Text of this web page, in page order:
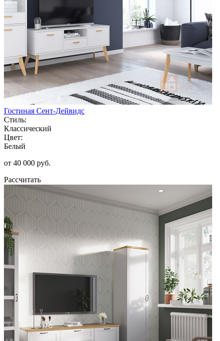
Гостиная Сент-Дейвидс
Стиль:
Классический
Цвет:
Белый
от 40 000 руб.
Рассчитать